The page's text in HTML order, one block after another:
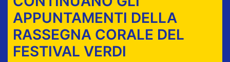
APPUNTAMENTI DELLA
RASSEGNA CORALE DEL
FESTIVAL VERDI